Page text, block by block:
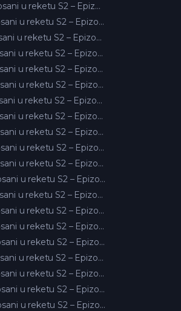
Žigosani u reketu S2 – Epizoda 09
Žigosani u reketu S2 – Epizoda 10
Žigosani u reketu S2 – Epizoda 11
Žigosani u reketu S2 – Epizoda 12
Žigosani u reketu S2 – Epizoda 13
Žigosani u reketu S2 – Epizoda 14
Žigosani u reketu S2 – Epizoda 15
Žigosani u reketu S2 – Epizoda 16
Žigosani u reketu S2 – Epizoda 17
Žigosani u reketu S2 – Epizoda 18
Žigosani u reketu S2 – Epizoda 19
Žigosani u reketu S2 – Epizoda 20
Žigosani u reketu S2 – Epizoda 21
Žigosani u reketu S2 – Epizoda 22
Žigosani u reketu S2 – Epizoda 23
Žigosani u reketu S2 – Epizoda 24
Žigosani u reketu S2 – Epizoda 25
Žigosani u reketu S2 – Epizoda 26
Žigosani u reketu S2 – Epizoda 27
Žigosani u reketu S2 – Epizoda 28